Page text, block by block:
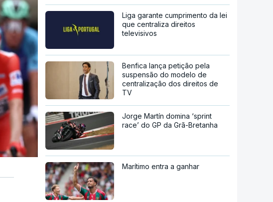
Liga garante cumprimento da lei
que centraliza direitos
televisivos
Benfica lança petição pela
suspensão do modelo de
centralização dos direitos de
TV
Jorge Martín domina ‘sprint
race’ do GP da Grã-Bretanha
Marítimo entra a ganhar